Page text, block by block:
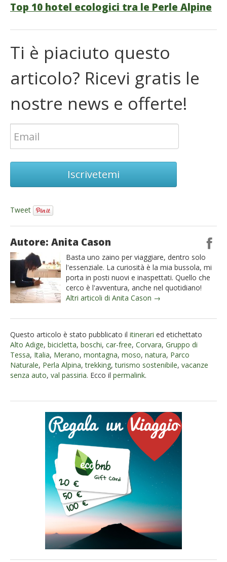
Top 10 hotel ecologici tra le Perle Alpine
Ti è piaciuto questo
articolo? Ricevi gratis le
nostre news e offerte!
Iscrivetemi
Tweet
Autore: Anita Cason
Basta uno zaino per viaggiare, dentro solo
l'essenziale. La curiosità è la mia bussola, mi
porta in posti nuovi e inaspettati. Quello che
cerco è l'avventura, anche nel quotidiano!
Altri articoli di Anita Cason →
Questo articolo è stato pubblicato il itinerari ed etichettato
Alto Adige, bicicletta, boschi, car-free, Corvara, Gruppo di
Tessa, Italia, Merano, montagna, moso, natura, Parco
Naturale, Perla Alpina,trekking,turismo sostenibile, vacanze
senza auto, val passiria. Ecco il permalink.